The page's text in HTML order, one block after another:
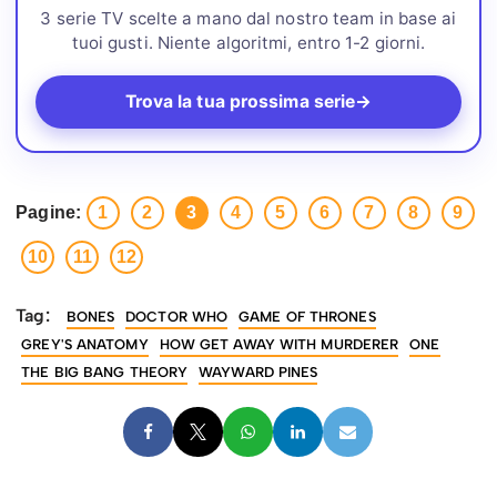
3 serie TV scelte a mano dal nostro team in base ai
tuoi gusti. Niente algoritmi, entro 1-2 giorni.
Trova la tua prossima serie→
Pagine: 1 2 3 4 5 6 7 8 9
10 11 12
Tag: BONES DOCTOR WHO
GAME OF THRONES
GREY'S ANATOMY
HOW GET AWAY WITH MURDERER
ONE
THE BIG BANG THEORY
WAYWARD PINES